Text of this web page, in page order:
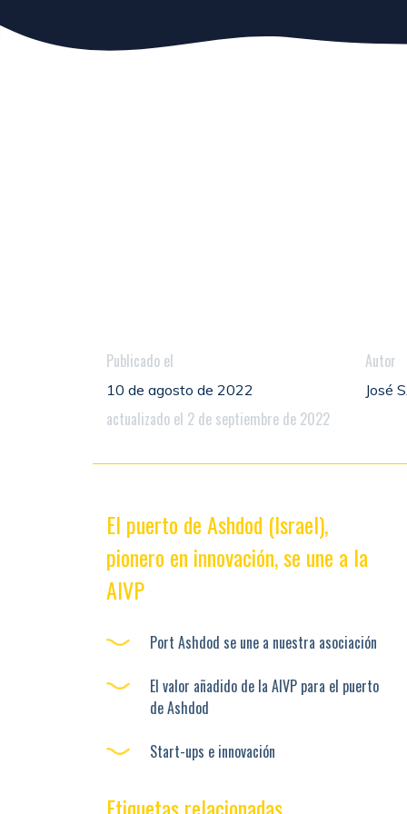
Publicado el
10 de agosto de 2022
actualizado el 2 de septiembre de 2022
Autor
José
El puerto de Ashdod (Israel),
pionero en innovación, se une a la
AIVP
Port Ashdod se une a nuestra asociación
El valor añadido de la AIVP para el puerto
de Ashdod
Start-ups e innovación